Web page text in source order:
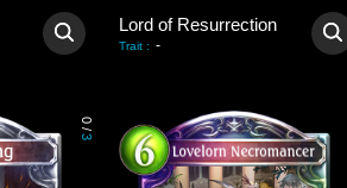
Lord of Resurrection
Trait : -
0
/
3